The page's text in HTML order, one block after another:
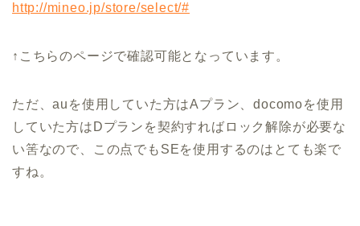
http://mineo.jp/store/select/#
↑こちらのページで確認可能となっています。
ただ、auを使用していた方はAプラン、docomoを使用
していた方はDプランを契約すればロック解除が必要な
い筈なので、この点でもSEを使用するのはとても楽で
すね。